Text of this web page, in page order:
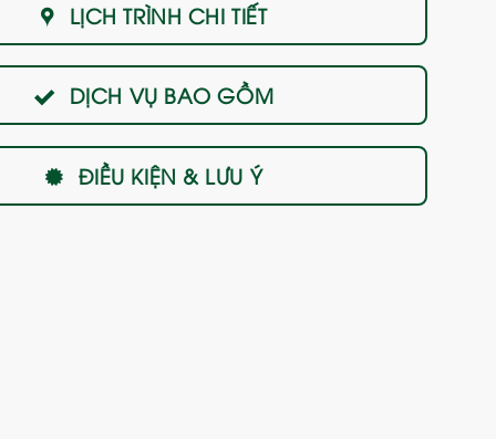
LỊCH TRÌNH CHI TIẾT
DỊCH VỤ BAO GỒM
ĐIỀU KIỆN & LƯU Ý